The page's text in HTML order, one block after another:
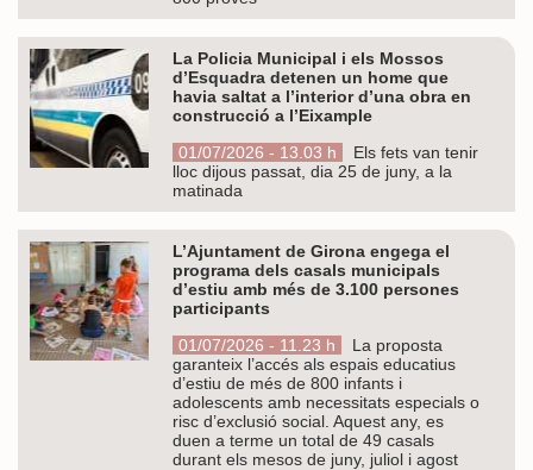
La Policia Municipal i els Mossos
d’Esquadra detenen un home que
havia saltat a l’interior d’una obra en
construcció a l’Eixample
01/07/2026 - 13.03 h
Els fets van tenir
lloc dijous passat, dia 25 de juny, a la
matinada
L’Ajuntament de Girona engega el
programa dels casals municipals
d’estiu amb més de 3.100 persones
participants
01/07/2026 - 11.23 h
La proposta
garanteix l’accés als espais educatius
d’estiu de més de 800 infants i
adolescents amb necessitats especials o
risc d’exclusió social. Aquest any, es
duen a terme un total de 49 casals
durant els mesos de juny, juliol i agost